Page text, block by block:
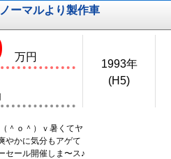
マルより製作車
万円
1993年
(H5)
＾ｏ＾）ｖ暑くてヤ
やかに気分もアゲて
セール開催しま〜ス♪